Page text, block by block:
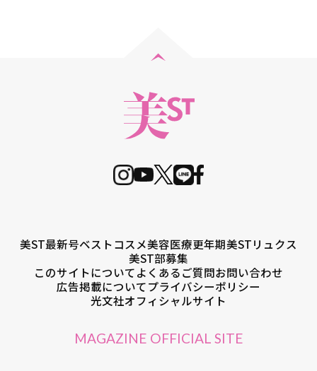
美ST最新号ベストコスメ美容医療更年期美STリュクス
美ST部募集
このサイトについてよくあるご質問お問い合わせ
広告掲載についてプライバシーポリシー
光文社オフィシャルサイト
MAGAZINE OFFICIAL SITE